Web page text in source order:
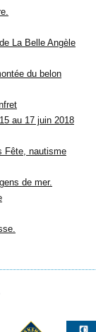
La Belle Angèle
du belon
au 17 juin 2018
Fête, nautisme
de mer.